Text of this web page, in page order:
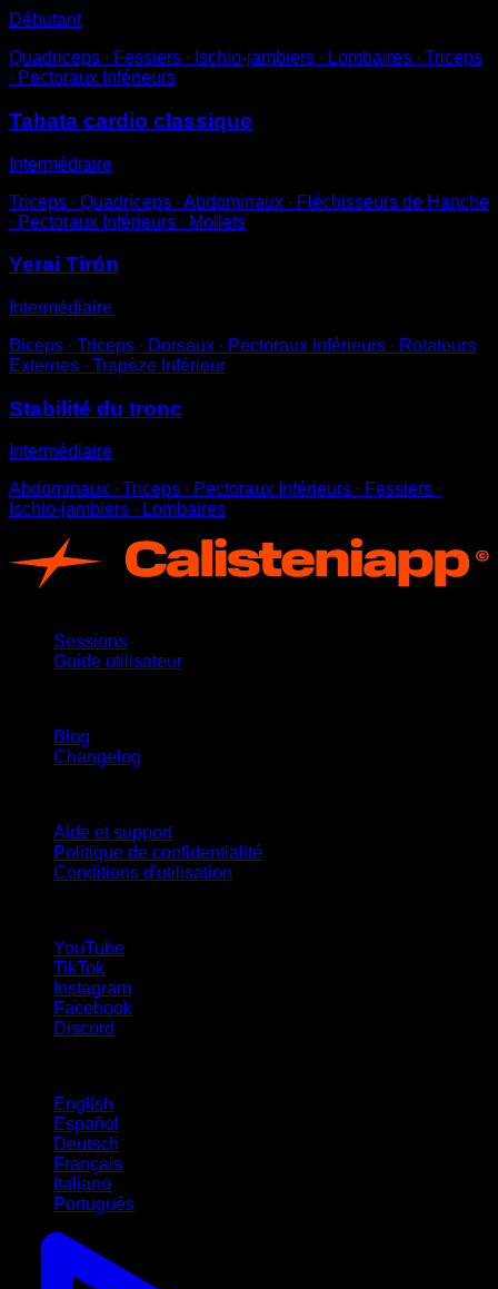
Débutant
Quadriceps ∙ Fessiers ∙ Ischio-jambiers ∙ Lombaires ∙ Triceps
∙ Pectoraux Inférieurs
Tabata cardio classique
Intermédiaire
Triceps ∙ Quadriceps ∙ Abdominaux ∙ Fléchisseurs de Hanche
∙ Pectoraux Inférieurs ∙ Mollets
Yerai Tirón
Intermédiaire
Biceps ∙ Triceps ∙ Dorsaux ∙ Pectoraux Inférieurs ∙ Rotateurs
Externes ∙ Trapèze Inférieur
Stabilité du tronc
Intermédiaire
Abdominaux ∙ Triceps ∙ Pectoraux Inférieurs ∙ Fessiers ∙
Ischio-jambiers ∙ Lombaires
Sessions
Guide utilisateur
Blog
Changelog
Aide et support
Politique de confidentialité
Conditions d'utilisation
YouTube
TikTok
Instagram
Facebook
Discord
English
Español
Deutsch
Français
Italiano
Português